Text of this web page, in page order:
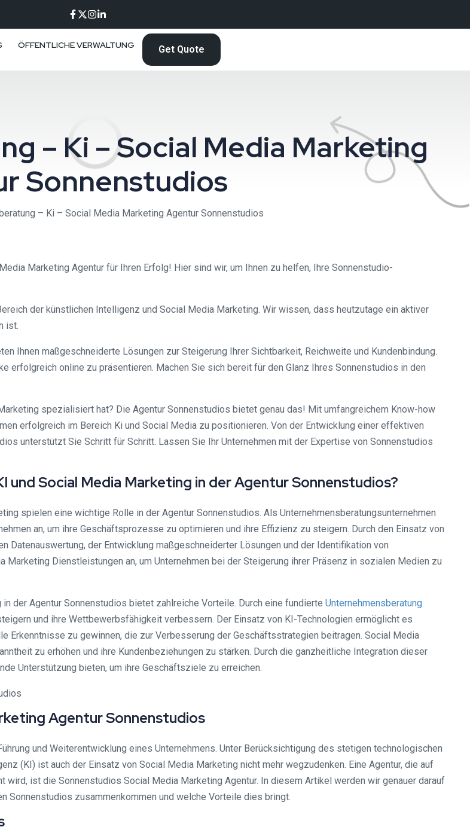
ÖFFENTLICHE VERWALTUNG Get Quote
– Ki – Social Media Marketing
Sonnenstudios
– Ki – Social Media Marketing Agentur Sonnenstudios
Marketing Agentur für Ihren Erfolg! Hier sind wir, um Ihnen zu helfen, Ihre Sonnenstudio-
der künstlichen Intelligenz und Social Media Marketing. Wir wissen, dass heutzutage ein aktiver
ist.
Ihnen maßgeschneiderte Lösungen zur Steigerung Ihrer Sichtbarkeit, Reichweite und Kundenbindung.
erfolgreich online zu präsentieren. Machen Sie sich bereit für den Glanz Ihres Sonnenstudios in den
spezialisiert hat? Die Agentur Sonnenstudios bietet genau das! Mit umfangreichem Know-how
erfolgreich im Bereich Ki und Social Media zu positionieren. Von der Entwicklung einer effektiven
unterstützt Sie Schritt für Schritt. Lassen Sie Ihr Unternehmen mit der Expertise von Sonnenstudios
und Social Media Marketing in der Agentur Sonnenstudios?
spielen eine wichtige Rolle in der Agentur Sonnenstudios. Als Unternehmensberatungsunternehmen
an, um ihre Geschäftsprozesse zu optimieren und ihre Effizienz zu steigern. Durch den Einsatz von
Datenauswertung, der Entwicklung maßgeschneiderter Lösungen und der Identifikation von
Dienstleistungen an, um Unternehmen bei der Steigerung ihrer Präsenz in sozialen Medien zu
der Agentur Sonnenstudios bietet zahlreiche Vorteile. Durch eine fundierte Unternehmensberatung
und ihre Wettbewerbsfähigkeit verbessern. Der Einsatz von KI-Technologien ermöglicht es
Erkenntnisse zu gewinnen, die zur Verbesserung der Geschäftsstrategien beitragen. Social Media
zu erhöhen und ihre Kundenbeziehungen zu stärken. Durch die ganzheitliche Integration dieser
Unterstützung bieten, um ihre Geschäftsziele zu erreichen.
Agentur Sonnenstudios
und Weiterentwicklung eines Unternehmens. Unter Berücksichtigung des stetigen technologischen
(KI) ist auch der Einsatz von Social Media Marketing nicht mehr wegzudenken. Eine Agentur, die auf
ist die Sonnenstudios Social Media Marketing Agentur. In diesem Artikel werden wir genauer darauf
Sonnenstudios zusammenkommen und welche Vorteile dies bringt.